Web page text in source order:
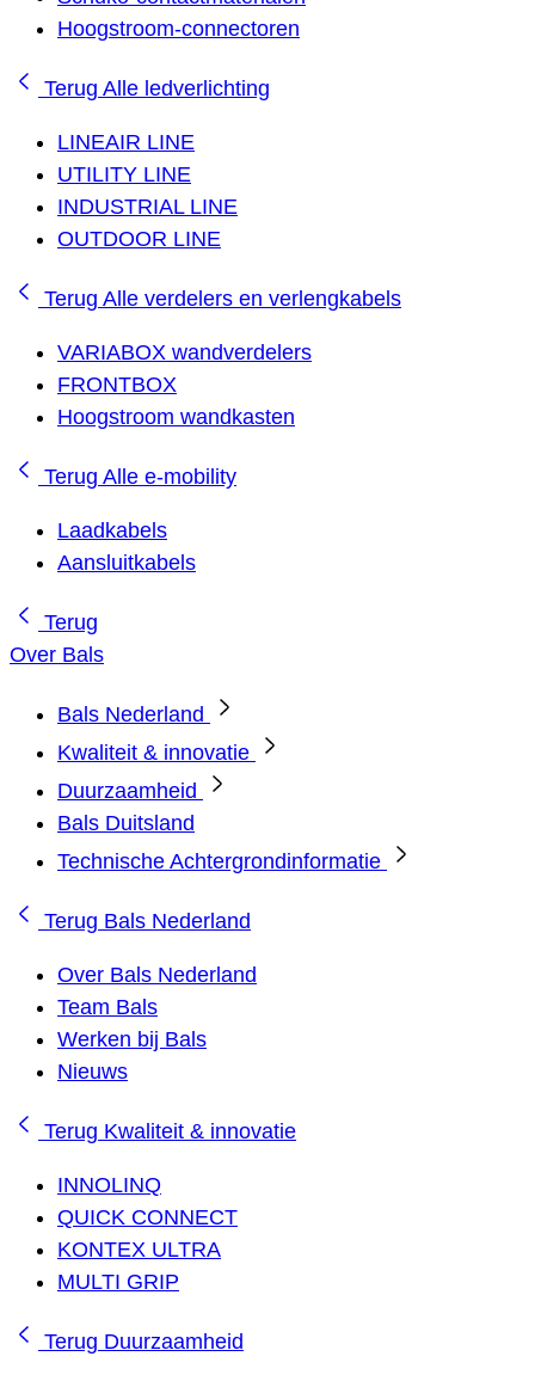
Hoogstroom-connectoren
Terug Alle ledverlichting
LINEAIR LINE
UTILITY LINE
INDUSTRIAL LINE
OUTDOOR LINE
Terug Alle verdelers en verlengkabels
VARIABOX wandverdelers
FRONTBOX
Hoogstroom wandkasten
Terug Alle e-mobility
Laadkabels
Aansluitkabels
Terug
Over Bals
Bals Nederland
Kwaliteit & innovatie
Duurzaamheid
Bals Duitsland
Technische Achtergrondinformatie
Terug Bals Nederland
Over Bals Nederland
Team Bals
Werken bij Bals
Nieuws
Terug Kwaliteit & innovatie
INNOLINQ
QUICK CONNECT
KONTEX ULTRA
MULTI GRIP
Terug Duurzaamheid